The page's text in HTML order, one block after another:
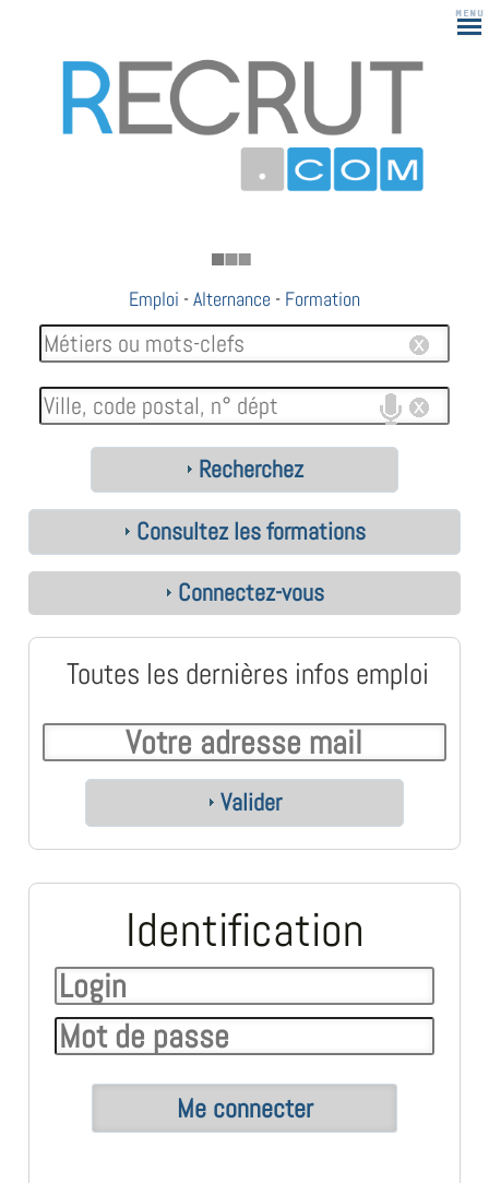
183
Emploi -Alternance - Formation
Recherchez
Consultez les formations
Connectez-vous
Toutes les dernières infos emploi
Valider
Identification